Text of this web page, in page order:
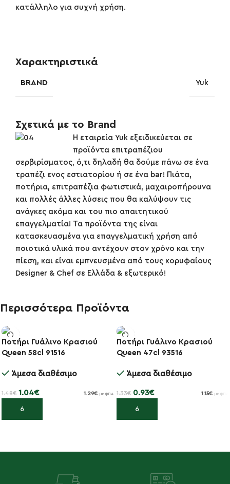
κατάλληλο για συχνή χρήση.
Χαρακτηριστικά
BRAND Yuk
Σχετικά με το Brand
Η εταιρεία Yuk εξειδικεύεται σε
προϊόντα επιτραπέζιου
σερβιρίσματος, ό,τι δηλαδή θα δούμε πάνω σε ένα
τραπέζι ενος εστιατορίου ή σε ένα bar! Πιάτα,
ποτήρια, επιτραπέζια φωτιστικά, μαχαιροπήρουνα
και πολλές άλλες λύσεις που θα καλύψουν τις
ανάγκες ακόμα και του πιο απαιτητικού
επαγγελματία! Τα προϊόντα της είναι
κατασκευασμένα για επαγγελματική χρήση από
ποιοτικά υλικά που αντέχουν στον χρόνο και την
πίεση, και είναι εμπνευσμένα από τους κορυφαίους
Designer & Chef σε Ελλάδα & εξωτερικό!
Περισσότερα Προϊόντα
Ποτήρι Γυάλινο Κρασιού
Queen 58cl 91516
Άμεσα διαθέσιμο
1.48€ 1.04€ 1.29€ με ΦΠΑ
Προσθήκη στο καλάθι
Ποτήρι Γυάλινο Κρασιού
Queen 47cl 93516
Άμεσα διαθέσιμο
1.33€ 0.93€ 1.15€ με ΦΠΑ
Προσθήκη στο καλάθι